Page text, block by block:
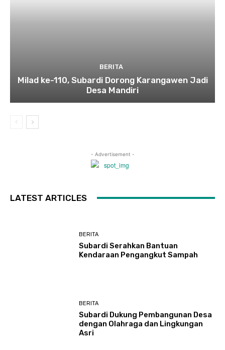
BERITA
Milad ke-110, Subardi Dorong Karangawen Jadi
Desa Mandiri
- Advertisement -
LATEST ARTICLES
BERITA
Subardi Serahkan Bantuan
Kendaraan Pengangkut Sampah
BERITA
Subardi Dukung Pembangunan Desa
dengan Olahraga dan Lingkungan
Asri